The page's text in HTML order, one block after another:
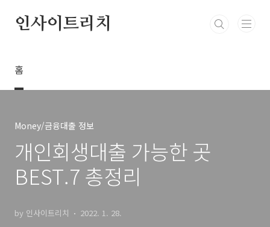
인사이트리치
홈
Money/금융대출 정보
개인회생대출 가능한 곳
BEST.7 총정리
by 인사이트리치 2022. 1. 28.